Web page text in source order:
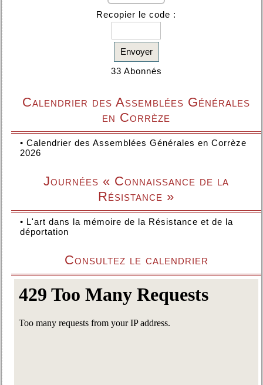
Recopier le code :
Envoyer
33 Abonnés
Calendrier des Assemblées Générales
en Corrèze
• Calendrier des Assemblées Générales en Corrèze
2026
Journées « Connaissance de la
Résistance »
• L'art dans la mémoire de la Résistance et de la
déportation
Consultez le calendrier